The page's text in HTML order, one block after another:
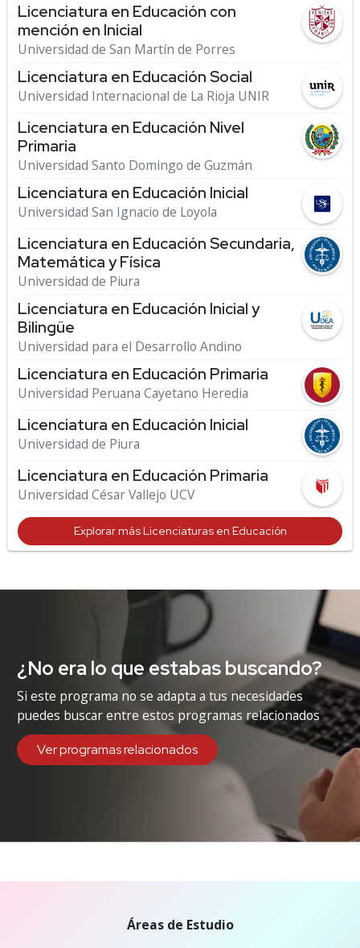
Licenciatura en Educación con
mención en Inicial
Universidad de San Martín de Porres
Licenciatura en Educación Social
Universidad Internacional de La Rioja UNIR
Licenciatura en Educación Nivel
Primaria
Universidad Santo Domingo de Guzmán
Licenciatura en Educación Inicial
Universidad San Ignacio de Loyola
Licenciatura en Educación Secundaria,
Matemática y Física
Universidad de Piura
Licenciatura en Educación Inicial y
Bilingüe
Universidad para el Desarrollo Andino
Licenciatura en Educación Primaria
Universidad Peruana Cayetano Heredia
Licenciatura en Educación Inicial
Universidad de Piura
Licenciatura en Educación Primaria
Universidad César Vallejo UCV
Explorar más Licenciaturas en Educación
¿No era lo que estabas buscando?
Si este programa no se adapta a tus necesidades
puedes buscar entre estos programas relacionados
Ver programas relacionados
Áreas de Estudio